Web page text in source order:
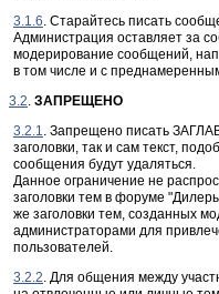
3.1.6. Старайтесь писать
Администрация оставляет за
модерирование сообщений,
в том числе и с
3.2. ЗАПРЕЩЕНО
3.2.1. Запрещено писать
заголовки, так и сам текст,
сообщения будут удаляться.
Данное ограничение не
заголовки тем в форуме
же заголовки тем, созданных
администраторами для
пользователей.
3.2.2. Для общения между